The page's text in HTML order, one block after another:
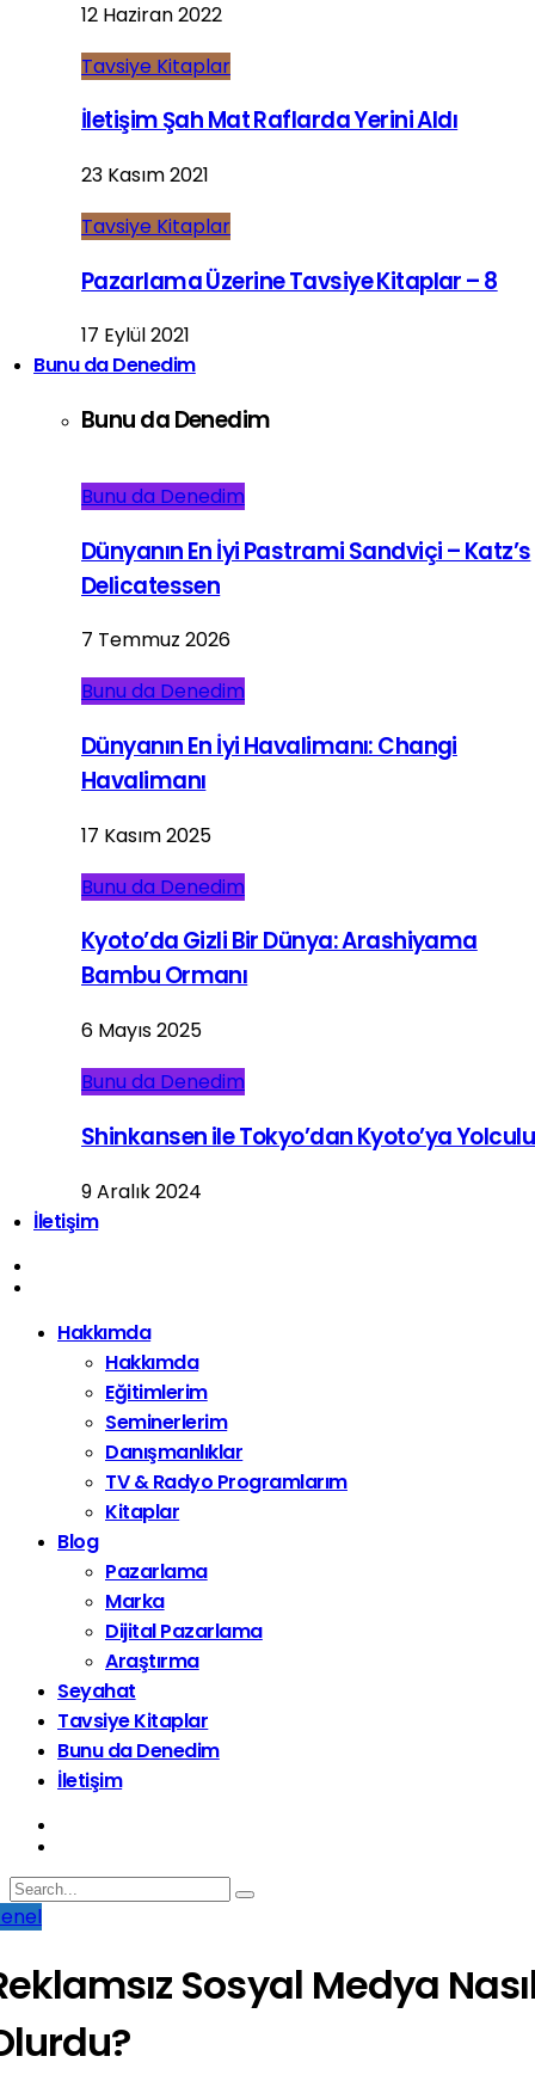
12 Haziran 2022
Tavsiye Kitaplar
İletişim Şah Mat Raflarda Yerini Aldı
23 Kasım 2021
Tavsiye Kitaplar
Pazarlama Üzerine Tavsiye Kitaplar – 8
17 Eylül 2021
Bunu da Denedim
Bunu da Denedim
Bunu da Denedim
Dünyanın En İyi Pastrami Sandviçi – Katz’s
Delicatessen
7 Temmuz 2026
Bunu da Denedim
Dünyanın En İyi Havalimanı: Changi
Havalimanı
17 Kasım 2025
Bunu da Denedim
Kyoto’da Gizli Bir Dünya: Arashiyama
Bambu Ormanı
6 Mayıs 2025
Bunu da Denedim
Shinkansen ile Tokyo’dan Kyoto’ya
9 Aralık 2024
İletişim
Hakkımda
Hakkımda
Eğitimlerim
Seminerlerim
Danışmanlıklar
TV & Radyo Programlarım
Kitaplar
Blog
Pazarlama
Marka
Dijital Pazarlama
Araştırma
Seyahat
Tavsiye Kitaplar
Bunu da Denedim
İletişim
Sosyal Medya